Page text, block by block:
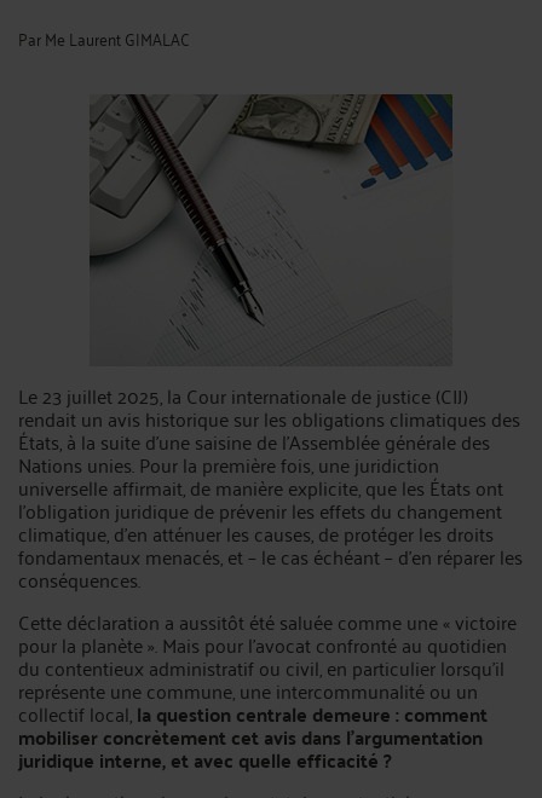
ParMe Laurent GIMALAC
Le 23 juillet 2025, la Cour internationale de justice (CIJ)
rendait un avis historique sur les obligations climatiques des
États, à la suite d’une saisine de l’Assemblée générale des
Nations unies. Pour la première fois, une juridiction
universelle affirmait, de manière explicite, que les États ont
l’obligation juridique de prévenir les effets du changement
climatique, d’en atténuer les causes, de protéger les droits
fondamentaux menacés, et – le cas échéant – d’en réparer les
conséquences.
Cette déclaration a aussitôt été saluée comme une « victoire
pour la planète ». Mais pour l’avocat confronté au quotidien
du contentieux administratif ou civil, en particulier lorsqu’il
représente une commune, une intercommunalité ou un
collectif local,la question centrale demeure : comment
mobiliser concrètement cet avis dans l’argumentation
juridique interne, et avec quelle efficacité ?